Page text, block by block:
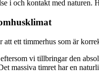
i och kontakt med
att ett timmerhus som är
vi tillbringar den
massiva timret har en